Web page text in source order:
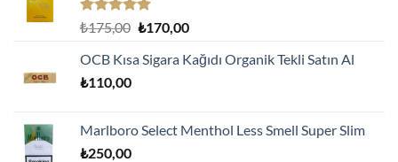
5 üzerinden
oy
aldı
₺175,00 Orijinal
₺175,00.
₺170,00Şu
fiyat:
OCB Kısa Sigara Kağıdı Organik Tekli Satın Al
₺110,00
Marlboro Select Menthol Less Smell Super Slim
₺250,00